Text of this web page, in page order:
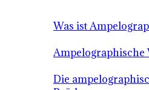
Was ist
Ampelographische
Die